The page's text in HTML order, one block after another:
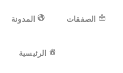
المدونة الصفقات
الرئيسية